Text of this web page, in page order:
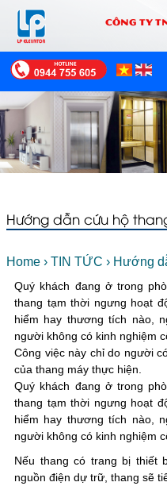
CÔNG TY
Hướng dẫn cứu hộ
Home › TIN TỨC › Hướng
Quý khách đang ở trong
thang tạm thời ngưng hoạt
hiểm hay thương tích nào,
người không có kinh nghiệm
Công việc này chỉ do người
của thang máy thực hiện.
Quý khách đang ở trong
thang tạm thời ngưng hoạt
hiểm hay thương tích nào,
người không có kinh nghiệm
Nếu thang có trang bị thiết
nguồn điện dự trữ, thang sẽ